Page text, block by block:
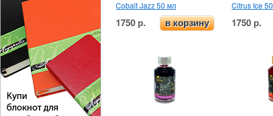
Cobalt Jazz 50 мл
1750 р. в корзину
Citrus Ice
1750 р.